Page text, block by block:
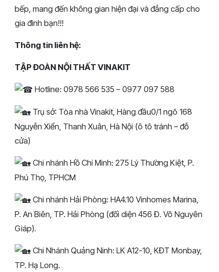
bếp, mang đến không gian hiện đại và đẳng cấp cho
gia đình bạn!!!
Thông tin liên hệ:
TẬP ĐOÀN NỘI THẤT VINAKIT
Hotline: 0978 566 535 – 0977 097 588
Trụ sở: Tòa nhà Vinakit, Hàng đầu0/1 ngõ 168
Nguyễn Xiển, Thanh Xuân, Hà Nội (ô tô tránh – đỗ
cửa)
Chi nhánh Hồ Chí Minh: 275 Lý Thường Kiệt, P.
Phú Thọ, TPHCM
Chi nhánh Hải Phòng: HA4.10 Vinhomes Marina,
P. An Biên, TP. Hải Phòng (đối diện 456 Đ. Võ Nguyên
Giáp).
Chi Nhánh Quảng Ninh: LK A12-10, KĐT Monbay,
TP. Hạ Long.